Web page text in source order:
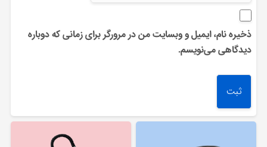
ذخیره نام، ایمیل و وبسایت من در مرورگر برای زمانی که دوباره
دیدگاهی می‌نویسم.